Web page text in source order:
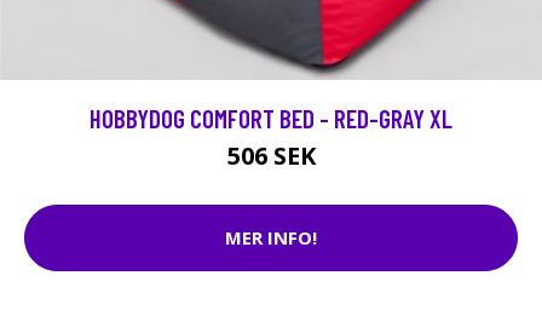
HOBBYDOG COMFORT BED - RED-GRAY XL
506 SEK
MER INFO!